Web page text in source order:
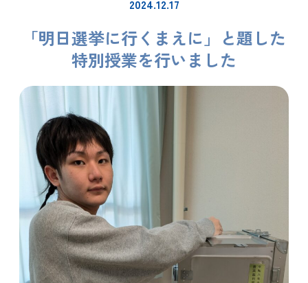
2024.12.17
「明日選挙に行くまえに」と題した
特別授業を行いました